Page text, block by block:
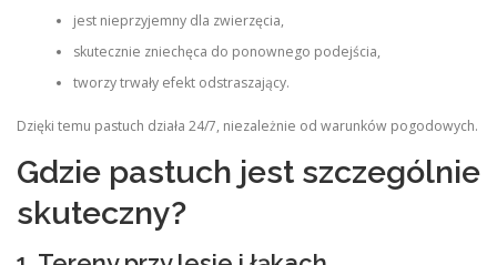
jest nieprzyjemny dla zwierzęcia,
skutecznie zniechęca do ponownego podejścia,
tworzy trwały efekt odstraszający.
Dzięki temu pastuch działa 24/7, niezależnie od warunków pogodowych.
Gdzie pastuch jest szczególnie
skuteczny?